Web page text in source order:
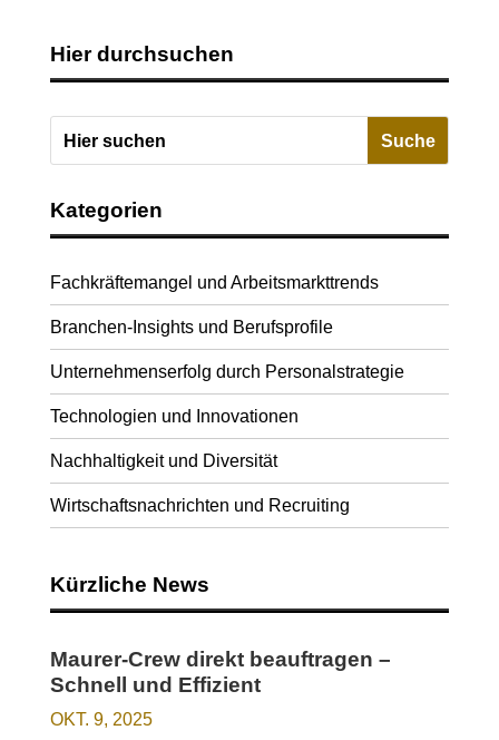
Hier durchsuchen
Kategorien
Fachkräftemangel und Arbeitsmarkttrends
Branchen-Insights und Berufsprofile
Unternehmenserfolg durch Personalstrategie
Technologien und Innovationen
Nachhaltigkeit und Diversität
Wirtschaftsnachrichten und Recruiting
Kürzliche News
Maurer-Crew direkt beauftragen –
Schnell und Effizient
OKT. 9, 2025